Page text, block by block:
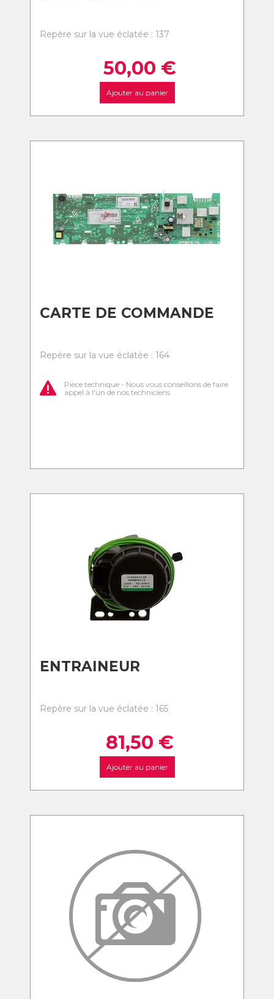
Repère sur la vue éclatée : 137
50,00 €
Ajouter au panier
CARTE DE COMMANDE
Repère sur la vue éclatée : 164
Pièce technique - Nous vous conseillons de faire
appel à l'un de nos techniciens
ENTRAINEUR
Repère sur la vue éclatée : 165
81,50 €
Ajouter au panier